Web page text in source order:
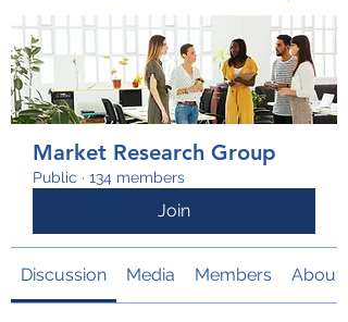
Market Research Group
Public · 134 members
Join
Discussion Media Members About